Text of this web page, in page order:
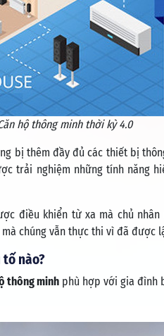
hộ thông minh thời kỳ 4.0
bị thêm đầy đủ các thiết bị
trải nghiệm những tính năng
điều khiển từ xa mà chủ
chúng vẫn thực thi vì đã được
tố nào?
thông minh phù hợp với gia đình